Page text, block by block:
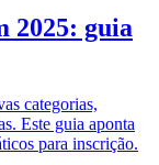
2025: guia
categorias,
Este guia aponta
para inscrição.